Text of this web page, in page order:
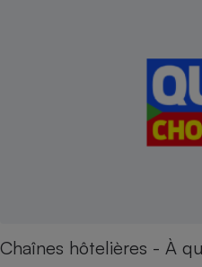
Chaînes hôtelières - À